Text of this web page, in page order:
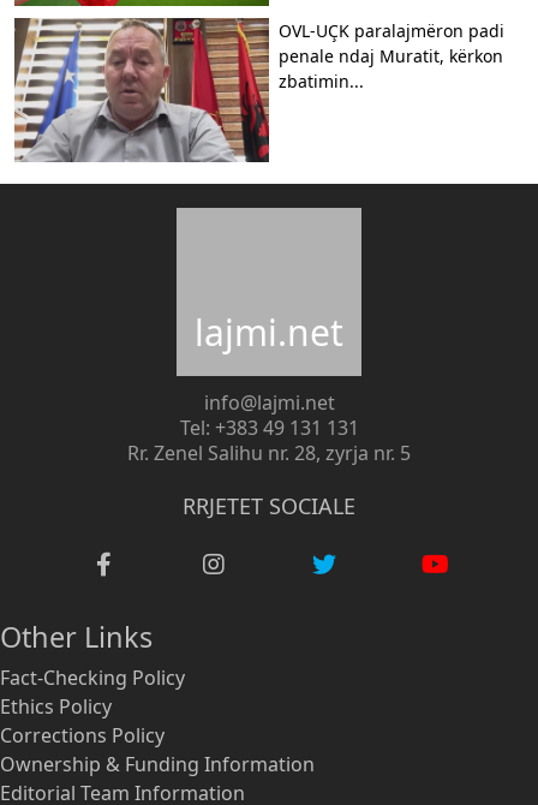
OVL-UÇK paralajmëron padi
penale ndaj Muratit, kërkon
zbatimin...
lajmi.net
info@lajmi.net
Tel: +383 49 131 131
Rr. Zenel Salihu nr. 28, zyrja nr. 5
RRJETET SOCIALE
Other Links
Fact-Checking Policy
Ethics Policy
Corrections Policy
Ownership & Funding Information
Editorial Team Information